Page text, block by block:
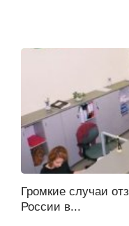
Громкие случаи
России в...